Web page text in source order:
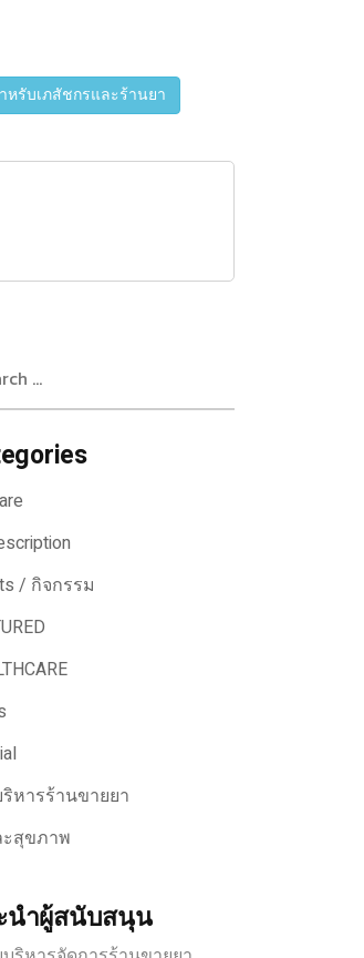
หรับเภสัชกรและร้านยา
/ กิจกรรม
หารร้านขายยา
ะสุขภาพ
นำผู้สนับสนุน